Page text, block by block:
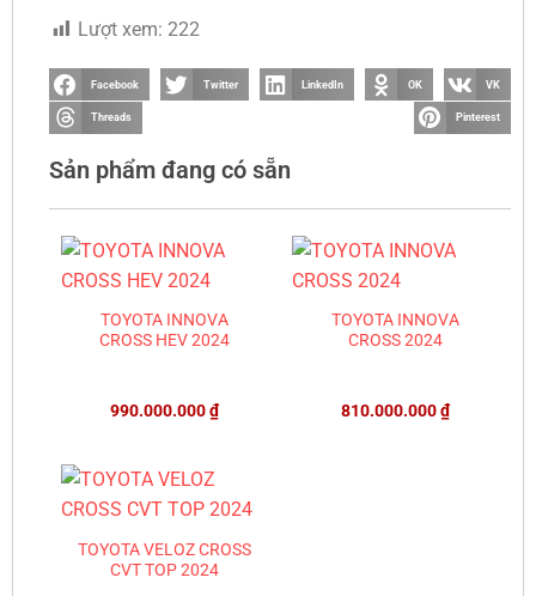
Lượt xem: 222
Facebook Twitter LinkedIn OK VK
Threads Pinterest
Sản phẩm đang có sẵn
TOYOTA INNOVA
CROSS HEV 2024
990.000.000₫
TOYOTA INNOVA
CROSS 2024
810.000.000₫
TOYOTA VELOZ CROSS
CVT TOP 2024